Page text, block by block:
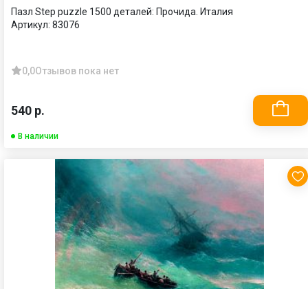
Пазл Step puzzle 1500 деталей: Прочида. Италия
Артикул: 83076
0,0Отзывов пока нет
540 р.
В наличии